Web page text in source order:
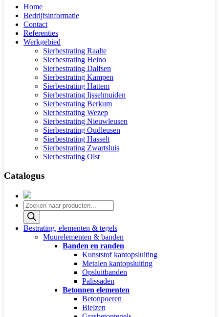
Home
Bedrijfsinformatie
Contact
Referenties
Werkgebied
Sierbestrating Raalte
Sierbestrating Heino
Sierbestrating Dalfsen
Sierbestrating Kampen
Sierbestrating Hattem
Sierbestrating Ijsselmuiden
Sierbestrating Berkum
Sierbestrating Wezep
Sierbestrating Nieuwleusen
Sierbestrating Oudleusen
Sierbestrating Hasselt
Sierbestrating Zwartsluis
Sierbestrating Olst
Catalogus
Producten
zoeken
Bestrating, elementen & tegels
Muurelementen & banden
Banden en randen
Kunststof kantopsluiting
Metalen kantopsluiting
Opsluitbanden
Palissaden
Betonnen elementen
Betonpoeren
Bielzen